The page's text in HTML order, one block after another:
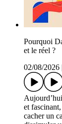
Pourquoi
et le réel ?
02/08/2026
et
cacher un